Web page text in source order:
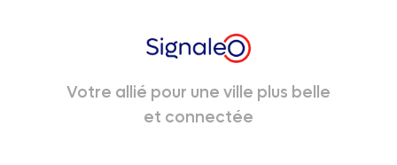
Votre allié pour une ville plus belle
et connectée